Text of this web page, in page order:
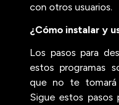
con otros usuarios.
¿Cómo instalar y
Los pasos para
estos programas
que no te tomará
Sigue estos pasos